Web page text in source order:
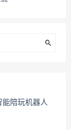
陪玩机器人